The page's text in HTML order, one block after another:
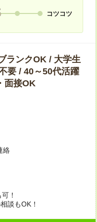
コツコツ
ランクOK / 大学生
要 / 40～50代活躍
面接OK
絡
！
談もOK！